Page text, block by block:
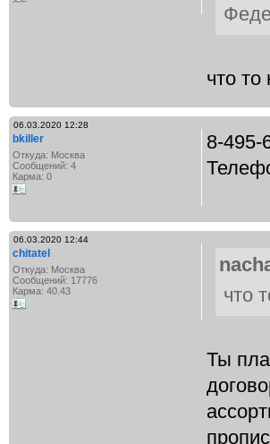
что то
06.03.2020 12:28
bkiller
Откуда: Москва
Сообщений: 4
Карма: 0
8-495-
06.03.2020 12:44
chitatel
Откуда: Москва
Сообщений: 17776
Карма: 40.43
что
Ты